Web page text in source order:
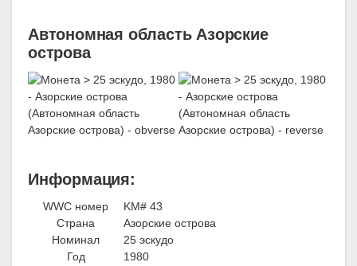
Автономная область Азорские
острова
Информация:
WWC номер
KM# 43
Страна
Азорские острова
Номинал
25 эскудо
Год
1980